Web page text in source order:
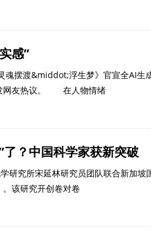
感”
摆渡&middot;浮生梦》官宣全AI生
网友热议。 在人物情绪
？中国科学家获新突破
究所宋延林研究员团队联合新加坡
该研究开创卷对卷